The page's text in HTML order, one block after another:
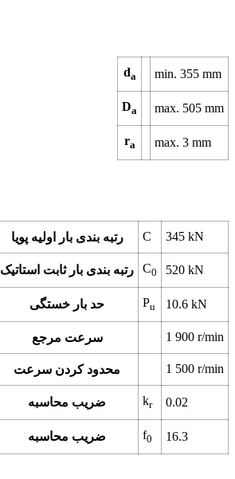
da min. 355 mm
Da max. 505 mm
ra max. 3 mm
رتبه بندی بار اولیه پویا C 345 kN
رتبه بندی بار ثابت استاتیک C0 520 kN
حد بار خستگی Pu 10.6 kN
سرعت مرجع 1 900 r/min
محدود کردن سرعت 1 500 r/min
ضریب محاسبه kr 0.02
ضریب محاسبه f0 16.3